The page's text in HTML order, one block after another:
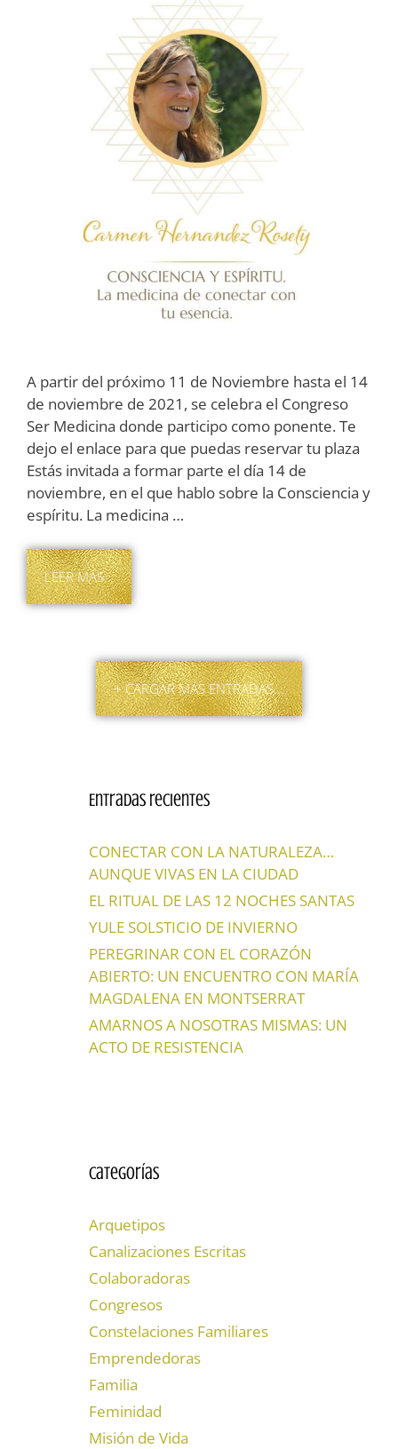
A partir del próximo 11 de Noviembre hasta el 14
de noviembre de 2021, se celebra el Congreso
Ser Medicina donde participo como ponente. Te
dejo el enlace para que puedas reservar tu plaza
Estás invitada a formar parte el día 14 de
noviembre, en el que hablo sobre la Consciencia y
espíritu. La medicina …
LEER MÁS…
+ CARGAR MÁS ENTRADAS...
Entradas recientes
CONECTAR CON LA NATURALEZA…
AUNQUE VIVAS EN LA CIUDAD
EL RITUAL DE LAS 12 NOCHES SANTAS
YULE SOLSTICIO DE INVIERNO
PEREGRINAR CON EL CORAZÓN
ABIERTO: UN ENCUENTRO CON MARÍA
MAGDALENA EN MONTSERRAT
AMARNOS A NOSOTRAS MISMAS: UN
ACTO DE RESISTENCIA
Categorías
Arquetipos
Canalizaciones Escritas
Colaboradoras
Congresos
Constelaciones Familiares
Emprendedoras
Familia
Feminidad
Misión de Vida